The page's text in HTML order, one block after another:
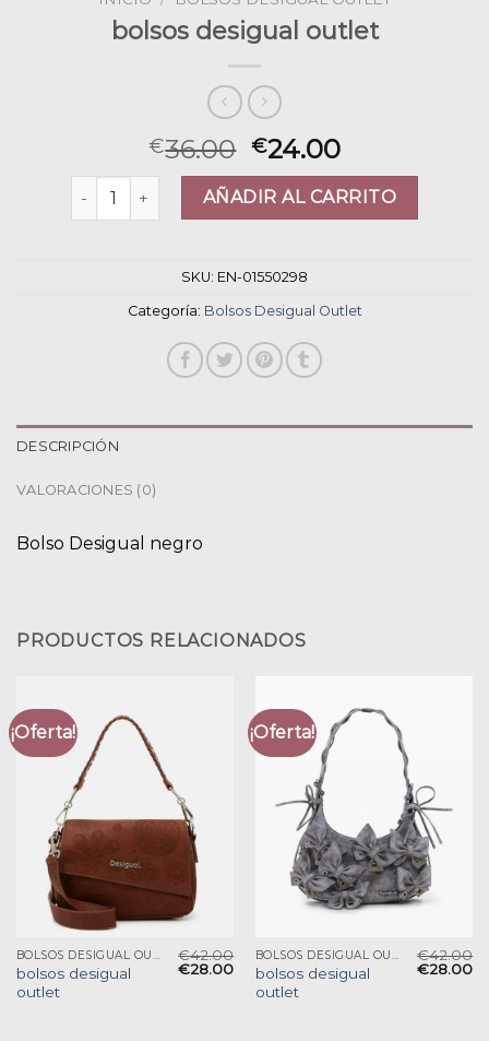
bolsos desigual outlet
€36.00 €24.00
bolsos desigual outlet cantidad
AÑADIR AL CARRITO
SKU: EN-01550298
Categoría: Bolsos Desigual Outlet
DESCRIPCIÓN
VALORACIONES (0)
Bolso Desigual negro
PRODUCTOS RELACIONADOS
¡Oferta!
bolsos desigual
outlet
€42.00
€28.00
¡Oferta!
bolsos desigual
outlet
€42.00
€28.00